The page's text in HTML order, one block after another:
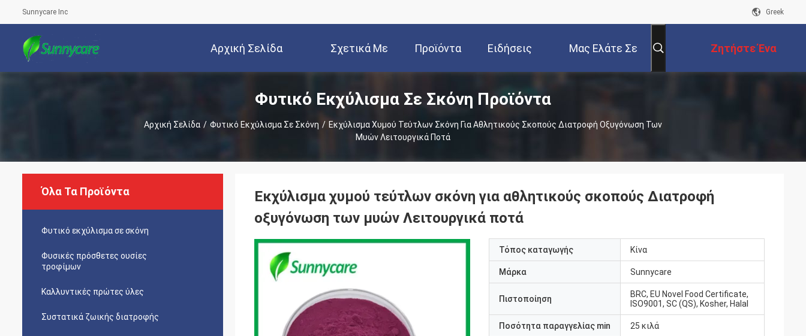
Sunnycare Inc Greek
Αρχική Σελίδα Σχετικά Με
Εμάς
Προϊόντα Ειδήσεις Μας Ελάτε Σε Ζητήστε Ένα
Απόσπασμα
Φυτικό Εκχύλισμα Σε Σκόνη Προϊόντα
Αρχική Σελίδα / Φυτικό Εκχύλισμα Σε Σκόνη / Εκχύλισμα Χυμού Τεύτλων Σκόνη Για Αθλητικούς Σκοπούς Διατροφή Οξυγόνωση Των
Μυών Λειτουργικά Ποτά
Όλα Τα Προϊόντα
Φυτικό εκχύλισμα σε σκόνη
Φυσικές πρόσθετες ουσίες
τροφίμων
Καλλυντικές πρώτες ύλες
Συστατικά ζωικής διατροφής
Εκχύλισμα χυμού τεύτλων σκόνη για αθλητικούς σκοπούς Διατροφή
οξυγόνωση των μυών Λειτουργικά ποτά
Τόπος καταγωγής Κίνα
Μάρκα Sunnycare
Πιστοποίηση
BRC, EU Novel Food Certificate,
ISO9001, SC (QS), Kosher, Halal
Ποσότητα παραγγελίας min 25 κιλά